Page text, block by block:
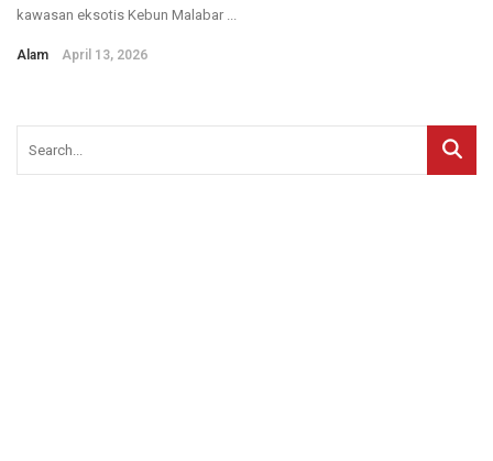
kawasan eksotis Kebun Malabar ...
Alam April 13, 2026